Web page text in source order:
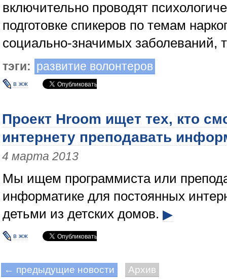
включительно проводят
подготовке спикеров по темам
социально-значимых заболеваний,
тэги: развитие волонтеров
в жж
Проект Hroom ищет тех, кто
интернету преподавать
4 марта 2013
Мы ищем программиста или
информатике для постоянных
детьми из детских домов. ▶
в жж
← предыдущие новости Архив